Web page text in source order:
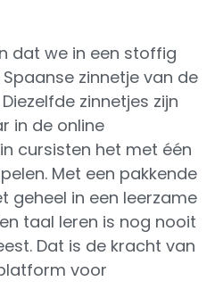
dat we in een stoffig
zinnetje van de
zinnetjes zijn
in de online
cursisten het met één
Met een pakkende
geheel in een leerzame
taal leren is nog nooit
Dat is de kracht van
voor